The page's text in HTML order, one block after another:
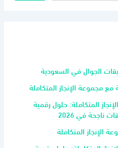
الجوال في السعودية
مجموعة الإنجاز المتكاملة
المتكاملة: حلول رقمية
ناجحة في 2026
الإنجاز المتكاملة